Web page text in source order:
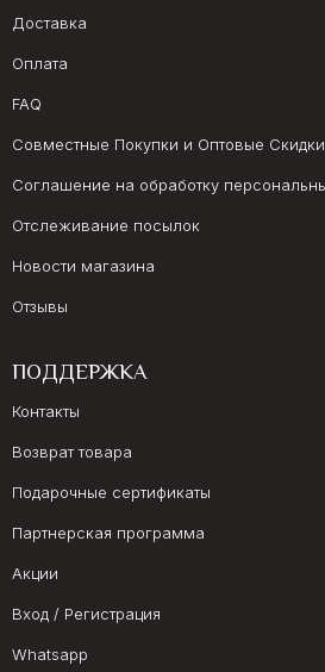
Доставка
Оплата
FAQ
Совместные Покупки и Оптовые Скидки
Соглашение на обработку
Отслеживание посылок
Новости магазина
Отзывы
ПОДДЕРЖКА
Контакты
Возврат товара
Подарочные сертификаты
Партнерская программа
Акции
Вход / Регистрация
Whatsapp